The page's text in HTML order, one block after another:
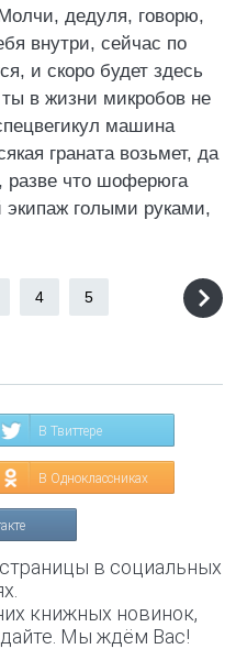
дедуля, говорю,
внутри, сейчас по
и скоро будет здесь
ты в жизни микробов не
машина
граната возьмет, да
разве что шоферюга
экипаж голыми руками,
4 5
В Твиттере
В Одноклассниках
в социальных
книжных новинок,
Мы ждём Вас!